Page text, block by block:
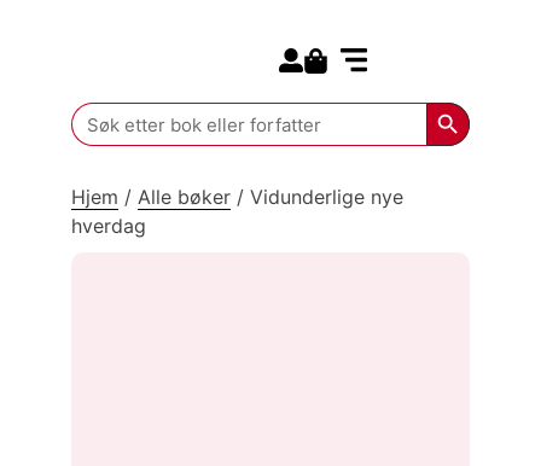
Search
for:
Search
Hjem / Alle bøker / Vidunderlige nye
hverdag